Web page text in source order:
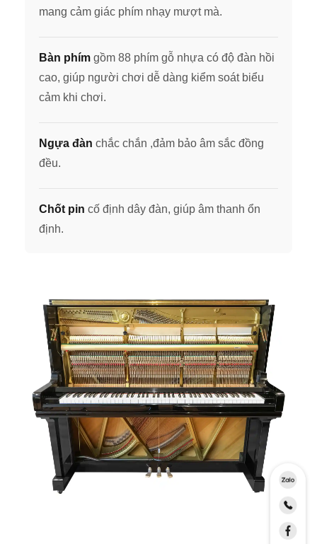
mang cảm giác phím nhạy mượt mà.
Bàn phím gồm 88 phím gỗ nhựa có độ đàn hồi
cao, giúp người chơi dễ dàng kiểm soát biểu
cảm khi chơi.
Ngựa đàn chắc chắn ,đảm bảo âm sắc đồng
đều.
Chốt pin cố định dây đàn, giúp âm thanh ổn
định.